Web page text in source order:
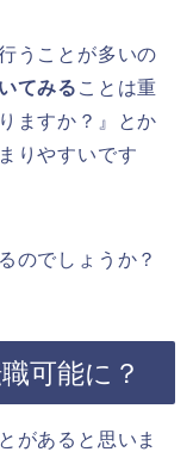
うことが多いの
てみる ことは重
ますか？』とか
りやすいです
のでしょうか？
可能に？
があると思いま